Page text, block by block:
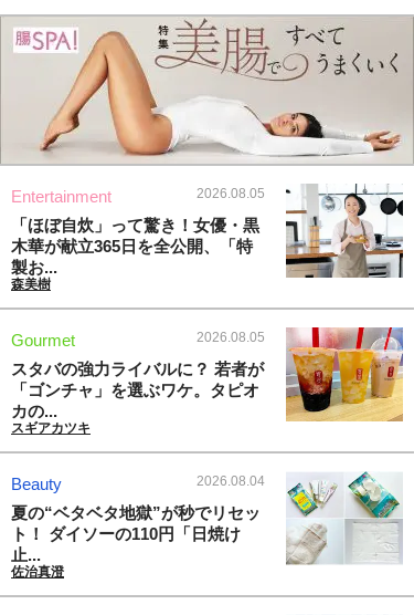
Entertainment 2026.08.05
「ほぼ自炊」って驚き！女優・黒
木華が献立365日を全公開、「特
製お...
森美樹
Gourmet 2026.08.05
スタバの強力ライバルに？ 若者が
「ゴンチャ」を選ぶワケ。タピオ
カの...
スギアカツキ
Beauty 2026.08.04
夏の“ベタベタ地獄”が秒でリセッ
ト！ ダイソーの110円「日焼け
止...
佐治真澄